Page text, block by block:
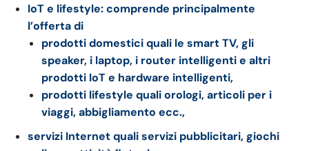
IoT e lifestyle: comprende principalmente
l’offerta di
prodotti domestici quali le smart TV, gli
speaker, i laptop, i router intelligenti e altri
prodotti IoT e hardware intelligenti,
prodotti lifestyle quali orologi, articoli per i
viaggi, abbigliamento ecc.,
servizi Internet quali servizi pubblicitari, giochi